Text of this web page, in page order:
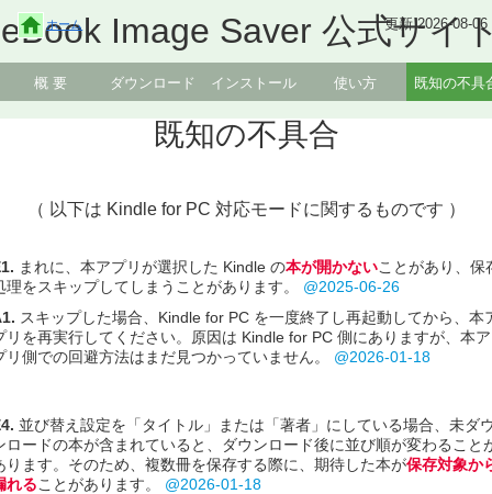
eBook Image Saver 公式サイ
概 要 ダウンロード インストール 使い方 既知の不具
ホーム 更新 2026-08-06
既知の不具合
（ 以下は Kindle for PC 対応モードに関するものです ）
まれに、本アプリが選択した Kindle の本が開かないことがあり、保
理をスキップしてしまうことがあります。 @2025-06-26
スキップした場合、Kindle for PC を一度終了し再起動してから、本
リを再実行してください。原因は Kindle for PC 側にありますが、本ア
リ側での回避方法はまだ見つかっていません。 @2026-01-18
並び替え設定を「タイトル」または「著者」にしている場合、未ダ
ロードの本が含まれていると、ダウンロード後に並び順が変わること
ります。そのため、複数冊を保存する際に、期待した本が保存対象か
れることがあります。 @2026-01-18